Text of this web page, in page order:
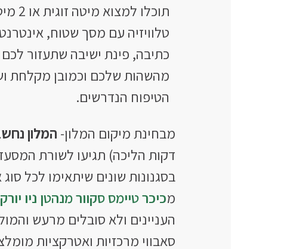
טלוויזיה עם מסך שטוח,
כתיבה, פינת ישיבה שתעזור
מהשהות שלכם וכמובן מקלחת
הטיפוח הנדרשים.
מבחינת מיקום המלון- המלון
מכיכר טיימס סקוור מנהטן ניו יורק
העניינים ולא סובלים מרעש
סאבווי מרכזיות ואטרקציות